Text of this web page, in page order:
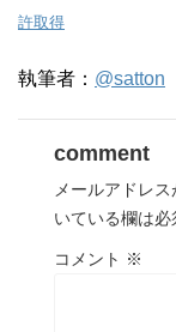
許取得
執筆者： @satton
comment
メールアドレ
いている欄は必
コメント ※